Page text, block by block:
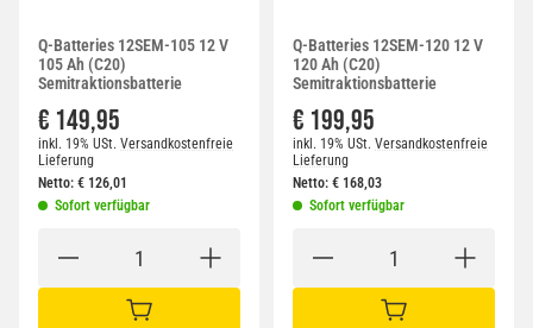
Q-Batteries 12SEM-105 12 V
105 Ah (C20)
Semitraktionsbatterie
€ 149,95
inkl. 19% USt. Versandkostenfreie
Lieferung
Netto: € 126,01
Sofort verfügbar
IN DEN WARENKORB
Q-Batteries 12SEM-120 12 V
120 Ah (C20)
Semitraktionsbatterie
€ 199,95
inkl. 19% USt. Versandkostenfreie
Lieferung
Netto: € 168,03
Sofort verfügbar
IN DEN WARENKORB